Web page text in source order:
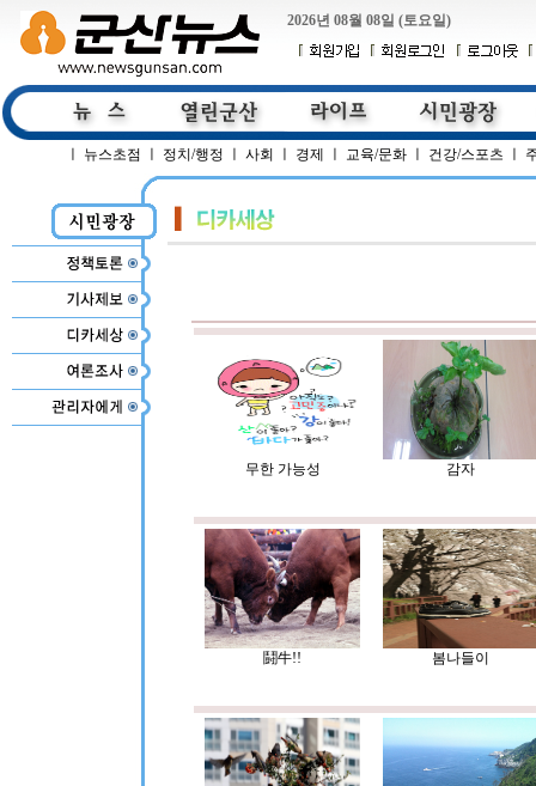
2026년 08월 08일 (토요일)
뉴스초점 정치/행정 사회 경제 교육/문화 건강/스포츠
무한 가능성 감자
鬪牛!! 봄나들이